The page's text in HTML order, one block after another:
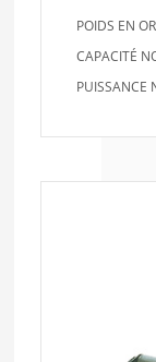
POIDS EN
CAPACITÉ
PUISSANCE